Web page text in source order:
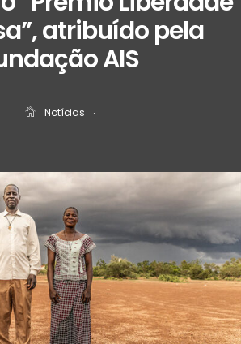
atribuído pela
AIS
Notícias ‧